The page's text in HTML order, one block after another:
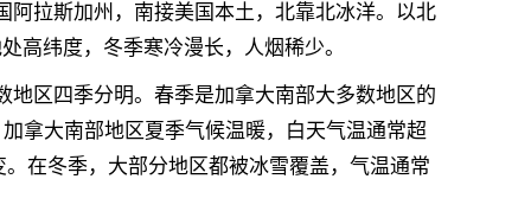
拉斯加州，南接美国本土，北靠北冰洋。以北
高纬度，冬季寒冷漫长，人烟稀少。
区四季分明。春季是加拿大南部大多数地区的
拿大南部地区夏季气候温暖，白天气温通常超
在冬季，大部分地区都被冰雪覆盖，气温通常